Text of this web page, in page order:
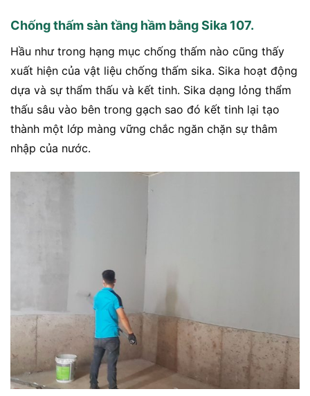
Chống thấm sàn tầng hầm bằng Sika 107.
Hầu như trong hạng mục chống thấm nào cũng thấy
xuất hiện của vật liệu chống thấm sika. Sika hoạt động
dựa và sự thẩm thấu và kết tinh. Sika dạng lỏng thẩm
thấu sâu vào bên trong gạch sao đó kết tinh lại tạo
thành một lớp màng vững chắc ngăn chặn sự thâm
nhập của nước.